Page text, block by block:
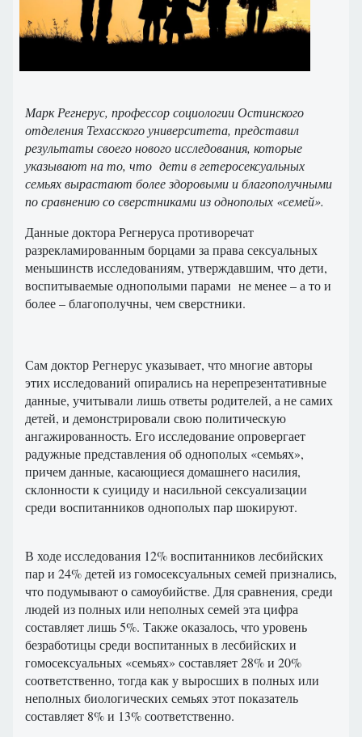
Марк Регнерус, профессор социологии Остинского
отделения Техасского университета, представил
результаты своего нового исследования, которые
указывают на то, что дети в гетеросексуальных
семьях вырастают более здоровыми и благополучными
по сравнению со сверстниками из однополых «семей».
Данные доктора Регнеруса противоречат
разрекламированным борцами за права сексуальных
меньшинств исследованиям, утверждавшим, что дети,
воспитываемые однополыми парами не менее – а то и
более – благополучны, чем сверстники.
Сам доктор Регнерус указывает, что многие авторы
этих исследований опирались на нерепрезентативные
данные, учитывали лишь ответы родителей, а не самих
детей, и демонстрировали свою политическую
ангажированность. Его исследование опровергает
радужные представления об однополых «семьях»,
причем данные, касающиеся домашнего насилия,
склонности к суициду и насильной сексуализации
среди воспитанников однополых пар шокируют.
В ходе исследования 12% воспитанников лесбийских
пар и 24% детей из гомосексуальных семей признались,
что подумывают о самоубийстве. Для сравнения, среди
людей из полных или неполных семей эта цифра
составляет лишь 5%. Также оказалось, что уровень
безработицы среди воспитанных в лесбийских и
гомосексуальных «семьях» составляет 28% и 20%
соответственно, тогда как у выросших в полных или
неполных биологических семьях этот показатель
составляет 8% и 13% соответственно.